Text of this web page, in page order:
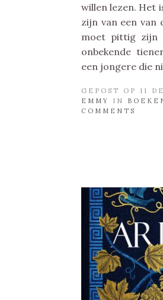
willen lezen. Het
zijn van een van
moet pittig zijn
onbekende
een jongere die
GEPOST OP 11
EMMY
IN
COMMENTS